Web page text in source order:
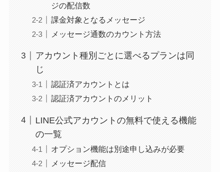
ジの配信数
課金対象となるメッセージ
メッセージ通数のカウント方法
アカウント種別ごとに選べるプランは同
じ
認証済アカウントとは
認証済アカウントのメリット
LINE公式アカウントの無料で使える機能
の一覧
オプション機能は別途申し込みが必要
メッセージ配信